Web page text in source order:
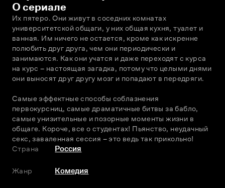
О сериале
Их пятеро. Они живут в соседних комнатах
университетской общаги, у них общая кухня, туалет и
ванная. Им ничего не остается, кроме как искренне
полюбить друг друга, чем они периодически и
занимаются. Как они учатся и даже переходят с курса
на курс – настоящая загадка, потому что целыми днями
они выносят друг другу мозг и попадают в передряги.
Самые эффектные способы соблазнения
первокурсниц, самые драматичные битвы за бабло,
самые унизительные и позорные моменты жизни в
общаге. Короче, все о студентах! Пьянство, неудачный
секс, заваленная сессия – это ведь так прикольно!
Страна
Россия
Жанр Комедия